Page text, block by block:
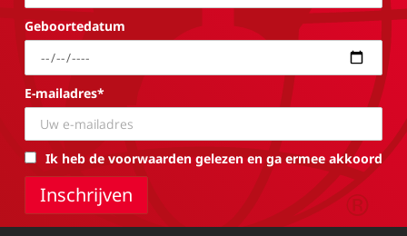
Geboortedatum
E-mailadres*
Ik heb de voorwaarden gelezen en ga ermee akkoord